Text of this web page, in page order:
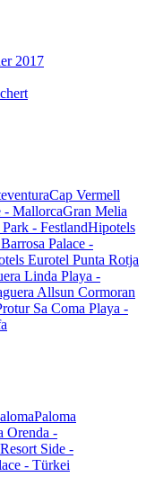
Cap Vermell
- MallorcaGran Melia
- FestlandHipotels
Palace -
Eurotel Punta Rotja
Linda Playa -
Allsun Cormoran
Sa Coma Playa -
Paloma
Orenda -
Side -
- Türkei